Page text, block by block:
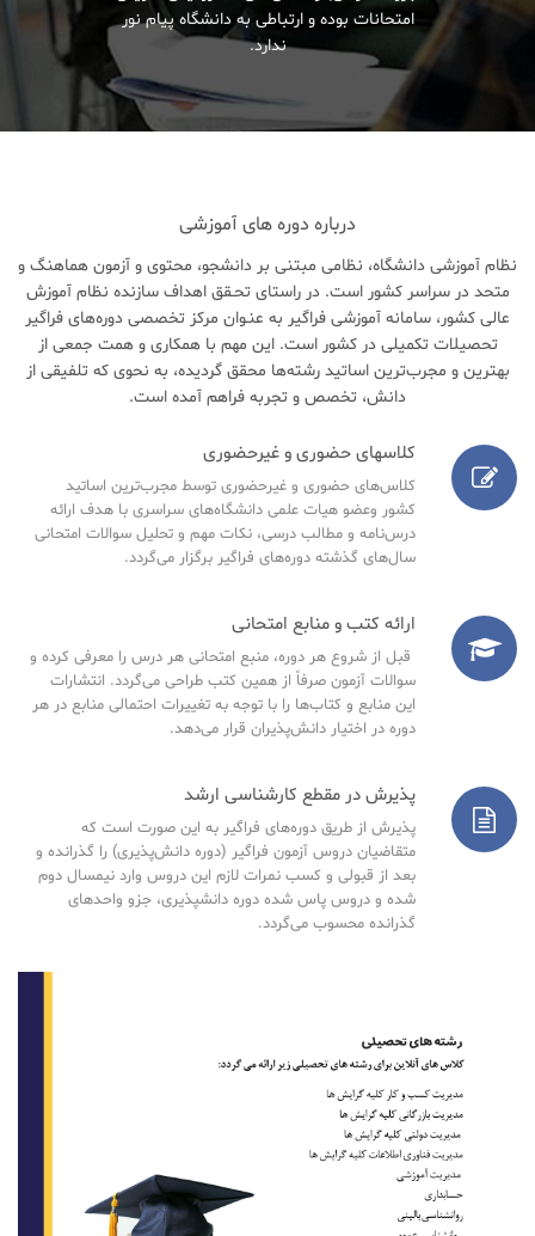
امتحانات بوده و ارتباطی به دانشگاه پیام نور
ندارد.
درباره دوره های آموزشی
نظام آموزشی دانشگاه، نظامی مبتنی بر دانشجو، محتوی و آزمون هماهنگ و
متحد در سراسر کشور است. در راستای تحـقق اهداف سازنده نظام آموزش
عالی کشور، سامانه آموزشی فراگیر به عنـوان مرکز تخصصی دوره‌های فراگیر
تحصیلات تکمیلی در کشور است. این مهم با همکاری و همت جمعی از
بهترین و مجرب‌ترین اساتید رشته‌ها محقق گردیده، به نحوی که تلفیقی از
دانش، تخصص و تجربه فراهم آمده است.
کلاسهای حضوری و غیرحضوری
کلاس‌های حضوری و غیرحضوری توسط مجرب‌ترین اساتید
کشور وعضو هیات علمی دانشگاه‌های سراسری با هدف ارائه
درس‌نامه‌ و مطالب درسی، نکات مهم و تحلیل سوالات امتحانی
سال‌های گذشته دوره‌های فراگیر برگزار می‌گردد.
ارائه کتب و منابع امتحانی
قبل از شروع هر دوره، منبع امتحانی هر درس را معرفی کرده و
سوالات آزمون صرفاً از همین کتب طراحی می‌گردد. انتشارات
این منابع و کتاب‌ها را با توجه به تغییرات احتمالی منابع در هر
دوره در اختیار دانش‌پذیران قرار می‌دهد.
پذیرش در مقطع کارشناسی ارشد
پذیرش از طریق دوره‌های فراگیر به این صورت است که
متقاضیان دروس آزمون فراگیر (دوره دانش‌پذیری) را گذرانده و
بعد از قبولی و کسب نمرات لازم این دروس وارد نیمسال دوم
شده و دروس پاس شده دوره دانشپذیری، جزو واحدهای
گذرانده محسوب می‌گردد.